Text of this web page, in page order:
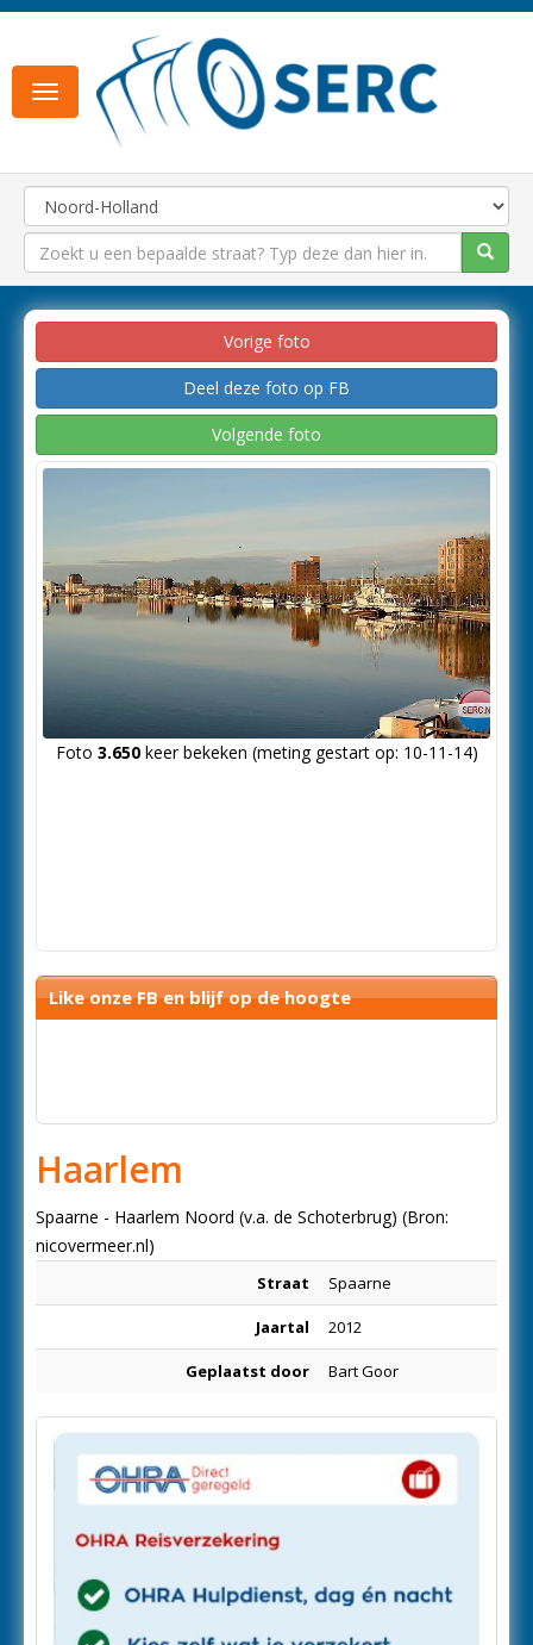
Toggle
navigation
Vorige foto
Deel deze foto op FB
Volgende foto
Foto 3.650keer bekeken (meting gestart op: 10-11-14)
Like onze FB en blijf op de hoogte
Haarlem
Spaarne - Haarlem Noord (v.a. de Schoterbrug) (Bron:
nicovermeer.nl)
Straat Spaarne
Jaartal 2012
Geplaatst door Bart Goor